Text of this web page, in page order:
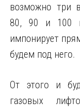
возможно три
80, 90 и 100
импонирует
будем под него.
От этого и
газовых